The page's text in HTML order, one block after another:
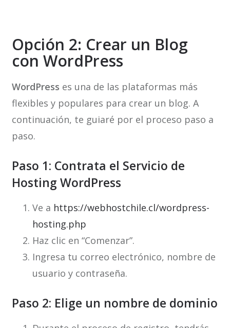
Opción 2: Crear un Blog
con WordPress
WordPress es una de las plataformas más
flexibles y populares para crear un blog. A
continuación, te guiaré por el proceso paso a
paso.
Paso 1: Contrata el Servicio de
Hosting WordPress
Ve a https://webhostchile.cl/wordpress-
hosting.php
Haz clic en “Comenzar”.
Ingresa tu correo electrónico, nombre de
usuario y contraseña.
Paso 2: Elige un nombre de dominio